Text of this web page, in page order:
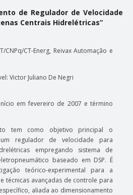
de Regulador de Velocidade
Centrais Hidrelétricas”
CNPq/CT-Energ, Reivax Automação e
Victor Juliano De Negri
em fevereiro de 2007 e término
tem como objetivo principal o
regulador de velocidade para
empregando sistema de
baseado em DSP. É
teórico-experimental para a
técnicas avançadas de controle para
aliada ao dimensionamento